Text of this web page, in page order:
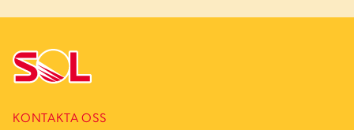
KONTAKTA OSS